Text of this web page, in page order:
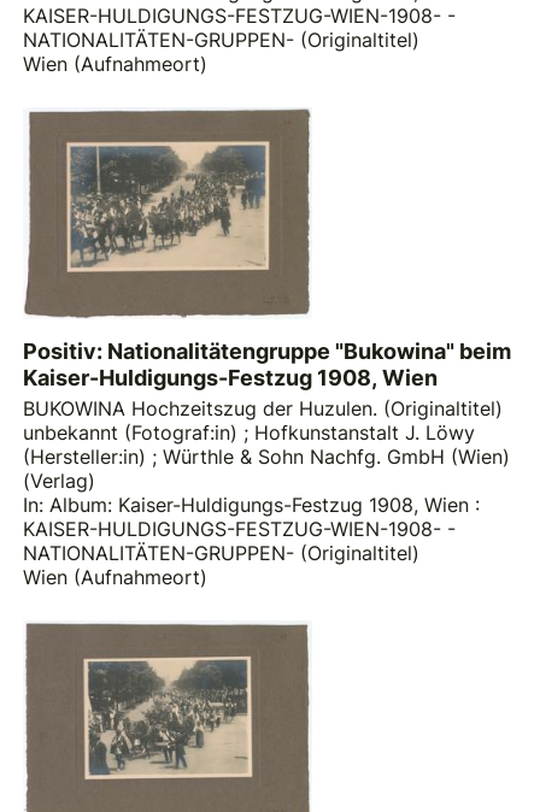
KAISER-HULDIGUNGS-FESTZUG-WIEN-1908- -
NATIONALITÄTEN-GRUPPEN- (Originaltitel)
Wien (Aufnahmeort)
Positiv: Nationalitätengruppe "Bukowina" beim
Kaiser-Huldigungs-Festzug 1908, Wien
BUKOWINA Hochzeitszug der Huzulen. (Originaltitel)
unbekannt (Fotograf:in) ; Hofkunstanstalt J. Löwy
(Hersteller:in) ;Würthle & Sohn Nachfg. GmbH (Wien)
(Verlag)
In: Album: Kaiser-Huldigungs-Festzug 1908, Wien :
KAISER-HULDIGUNGS-FESTZUG-WIEN-1908- -
NATIONALITÄTEN-GRUPPEN- (Originaltitel)
Wien (Aufnahmeort)